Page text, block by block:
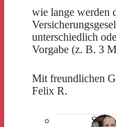
wie lange werden
unterschiedlich
Vorgabe (z. B. 3
Mit freundlichen
Felix R.